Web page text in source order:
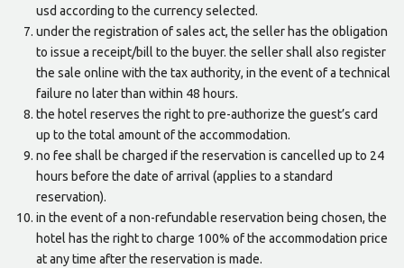
usd according to the currency selected.
under the registration of sales act, the seller has the obligation
to issue a receipt/bill to the buyer. the seller shall also register
the sale online with the tax authority, in the event of a technical
failure no later than within 48 hours.
the hotel reserves the right to pre-authorize the guest’s card
up to the total amount of the accommodation.
no fee shall be charged if the reservation is cancelled up to 24
hours before the date of arrival (applies to a standard
reservation).
in the event of a non-refundable reservation being chosen, the
hotel has the right to charge 100% of the accommodation price
at any time after the reservation is made.